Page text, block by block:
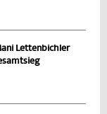
Lettenbichler